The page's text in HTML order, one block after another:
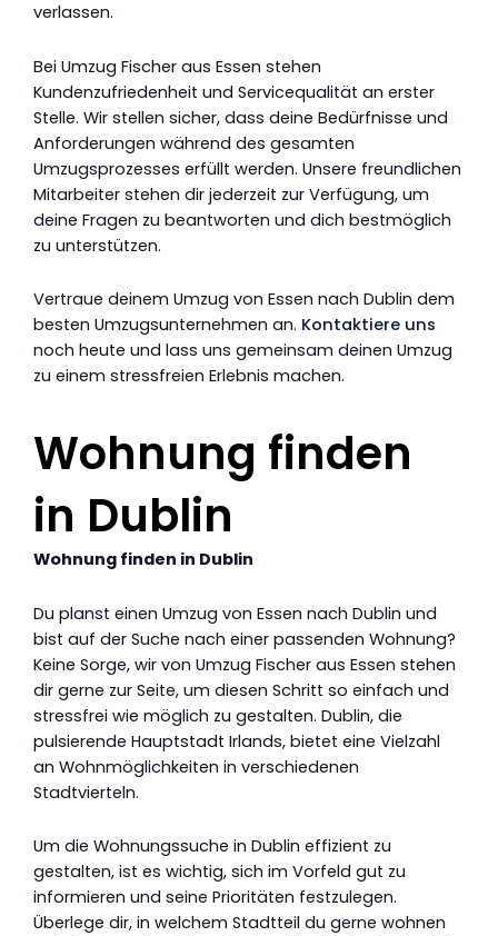
verlassen.
Bei Umzug Fischer aus Essen stehen
Kundenzufriedenheit und Servicequalität an erster
Stelle. Wir stellen sicher, dass deine Bedürfnisse und
Anforderungen während des gesamten
Umzugsprozesses erfüllt werden. Unsere freundlichen
Mitarbeiter stehen dir jederzeit zur Verfügung, um
deine Fragen zu beantworten und dich bestmöglich
zu unterstützen.
Vertraue deinem Umzug von Essen nach Dublin dem
besten Umzugsunternehmen an. Kontaktiere uns
noch heute und lass uns gemeinsam deinen Umzug
zu einem stressfreien Erlebnis machen.
Wohnung finden
in Dublin
Wohnung finden in Dublin
Du planst einen Umzug von Essen nach Dublin und
bist auf der Suche nach einer passenden Wohnung?
Keine Sorge, wir von Umzug Fischer aus Essen stehen
dir gerne zur Seite, um diesen Schritt so einfach und
stressfrei wie möglich zu gestalten. Dublin, die
pulsierende Hauptstadt Irlands, bietet eine Vielzahl
an Wohnmöglichkeiten in verschiedenen
Stadtvierteln.
Um die Wohnungssuche in Dublin effizient zu
gestalten, ist es wichtig, sich im Vorfeld gut zu
informieren und seine Prioritäten festzulegen.
Überlege dir, in welchem Stadtteil du gerne wohnen